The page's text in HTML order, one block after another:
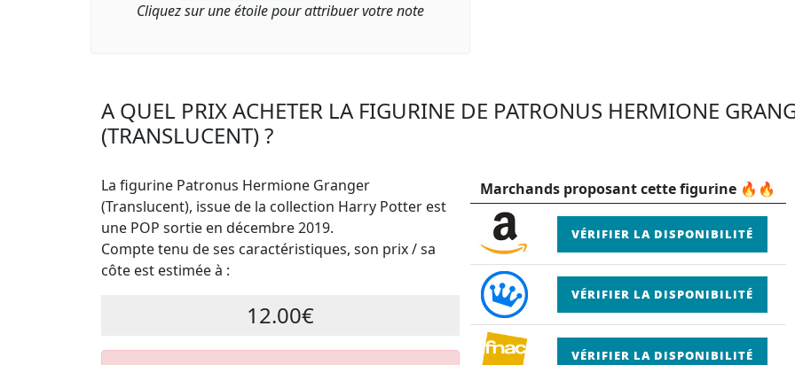
Cliquez sur une étoile pour attribuer votre note
A QUEL PRIX ACHETER LA FIGURINE DE PATRONUS HERMIONE
(TRANSLUCENT) ?
La figurine Patronus Hermione Granger
(Translucent), issue de la collection Harry Potter est
une POP sortie en décembre 2019.
Compte tenu de ses caractéristiques, son prix / sa
côte est estimée à :
12.00€
Marchands proposant cette figurine 🔥🔥
VÉRIFIER LA DISPONIBILITÉ
VÉRIFIER LA DISPONIBILITÉ
VÉRIFIER LA DISPONIBILITÉ